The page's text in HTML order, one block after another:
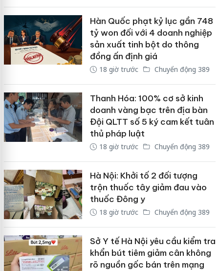
Hàn Quốc phạt kỷ lục gần 748
tỷ won đối với 4 doanh nghiệp
sản xuất tinh bột do thông
đồng ấn định giá
18 giờ trước Chuyển động 389
Thanh Hóa: 100% cơ sở kinh
doanh vàng bạc trên địa bàn
Đội QLTT số 5 ký cam kết tuân
thủ pháp luật
18 giờ trước Chuyển động 389
Hà Nội: Khởi tố 2 đối tượng
trộn thuốc tây giảm đau vào
thuốc Đông y
18 giờ trước Chuyển động 389
Sở Y tế Hà Nội yêu cầu kiểm tra
khẩn bút tiêm giảm cân không
rõ nguồn gốc bán trên mạng